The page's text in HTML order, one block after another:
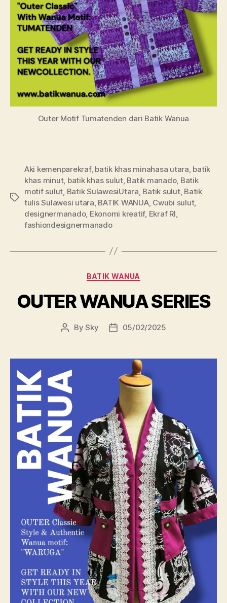
Outer Motif Tumatenden dari Batik Wanua
Tags
Aki kemenparekraf, batik khas minahasa utara, batik
khas minut, batik khas sulut, Batik manado, Batik
motif sulut, Batik SulawesiUtara, Batik sulut, Batik
tulis Sulawesi utara, BATIK WANUA, Cwubi sulut,
designermanado, Ekonomi kreatif, Ekraf RI,
fashiondesignermanado
Categories
BATIK WANUA
OUTER WANUA SERIES
PostBySky
Post05/02/2025